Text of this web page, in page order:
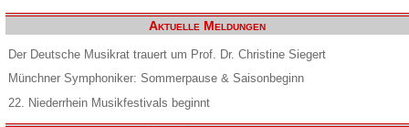
Aktuelle Meldungen
Der Deutsche Musikrat trauert um Prof. Dr. Christine Siegert
Münchner Symphoniker: Sommerpause & Saisonbeginn
22. Niederrhein Musikfestivals beginnt